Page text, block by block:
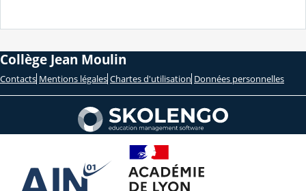
Collège Jean Moulin
Contacts Mentions légales Chartes d'utilisation Données personnelles